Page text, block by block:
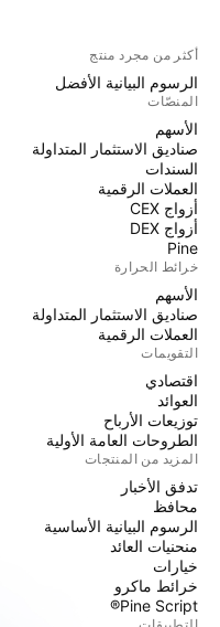
أكثر من مجرد منتج
الرسوم البيانية الأفضل
المنصّات
الأسهم
صناديق الاستثمار المتداولة
السندات
العملات الرقمية
أزواج CEX
أزواج DEX
Pine
خرائط الحرارة
الأسهم
صناديق الاستثمار المتداولة
العملات الرقمية
التقويمات
اقتصادي
العوائد
توزيعات الأرباح
الطروحات العامة الأولية
المزيد من المنتجات
تدفق الأخبار
محافظ
الرسوم البيانية الأساسية
منحنيات العائد
خيارات
خرائط ماكرو
Pine Script®